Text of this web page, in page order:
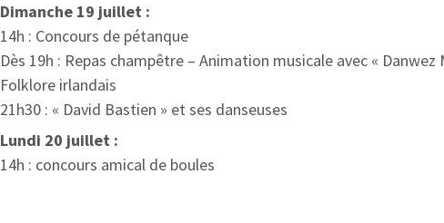
Dimanche 19 juillet :
14h : Concours de pétanque
Dès 19h : Repas champêtre – Animation musicale avec « Danwez
Folklore irlandais
21h30 : « David Bastien » et ses danseuses
Lundi 20 juillet :
14h : concours amical de boules